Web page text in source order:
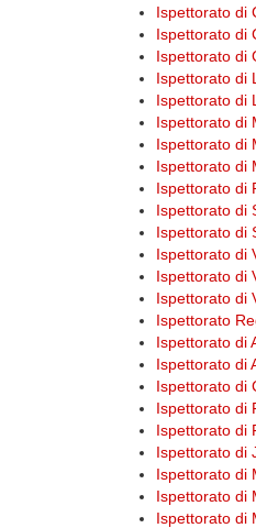
Ispettorato di
Ispettorato di
Ispettorato di
Ispettorato di
Ispettorato di
Ispettorato di
Ispettorato di
Ispettorato di
Ispettorato di
Ispettorato di
Ispettorato di
Ispettorato di
Ispettorato di
Ispettorato di
Ispettorato
Ispettorato di
Ispettorato di
Ispettorato di
Ispettorato di
Ispettorato di
Ispettorato di
Ispettorato di
Ispettorato di
Ispettorato di